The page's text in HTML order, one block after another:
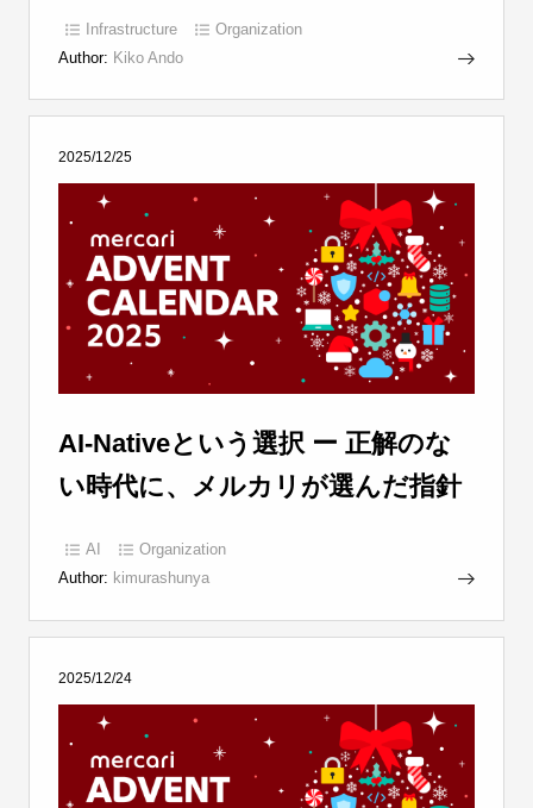
Infrastructure
Organization
Author: Kiko Ando
2025/12/25
AI-Nativeという選択 ー 正解のな
い時代に、メルカリが選んだ指針
AI
Organization
Author: kimurashunya
2025/12/24